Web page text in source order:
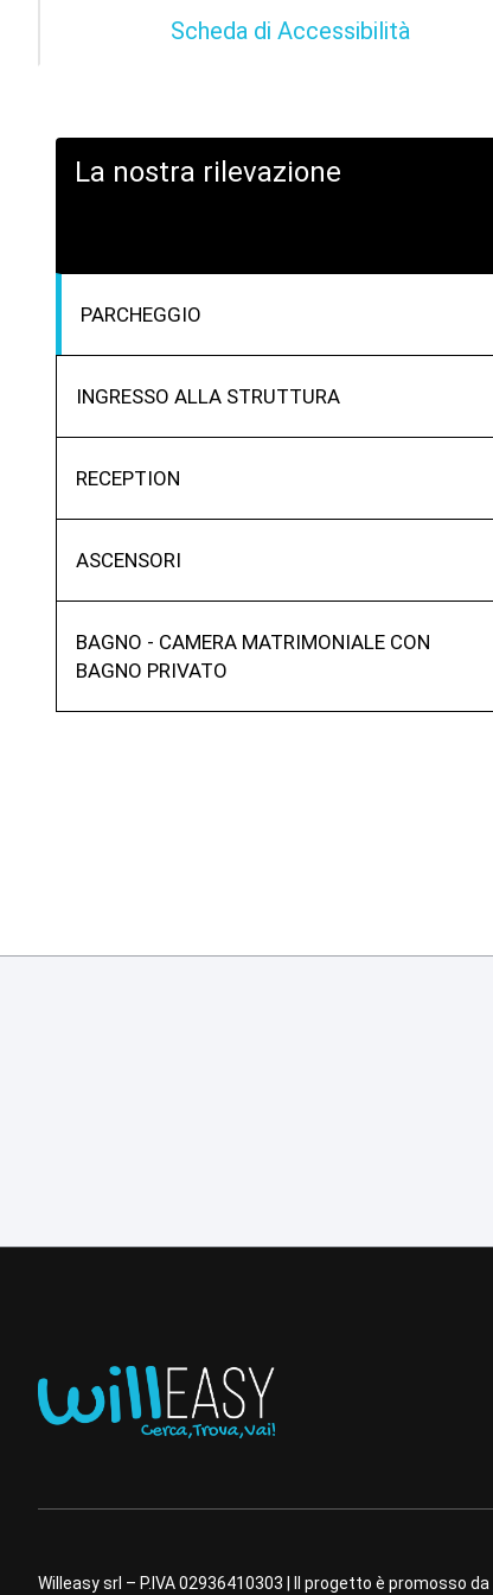
Scheda di Accessibilità
La nostra rilevazione
PARCHEGGIO
INGRESSO ALLA STRUTTURA
RECEPTION
ASCENSORI
BAGNO - CAMERA MATRIMONIALE CON
BAGNO PRIVATO
Willeasy srl – P.IVA 02936410303 | Il progetto è promosso da